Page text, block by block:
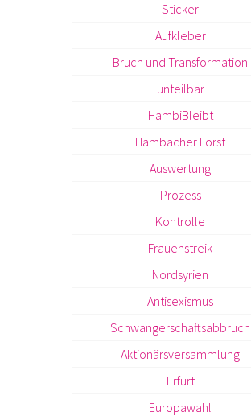
Sticker
Aufkleber
Bruch und Transformation
unteilbar
HambiBleibt
Hambacher Forst
Auswertung
Prozess
Kontrolle
Frauenstreik
Nordsyrien
Antisexismus
Schwangerschaftsabbruch
Aktionärsversammlung
Erfurt
Europawahl